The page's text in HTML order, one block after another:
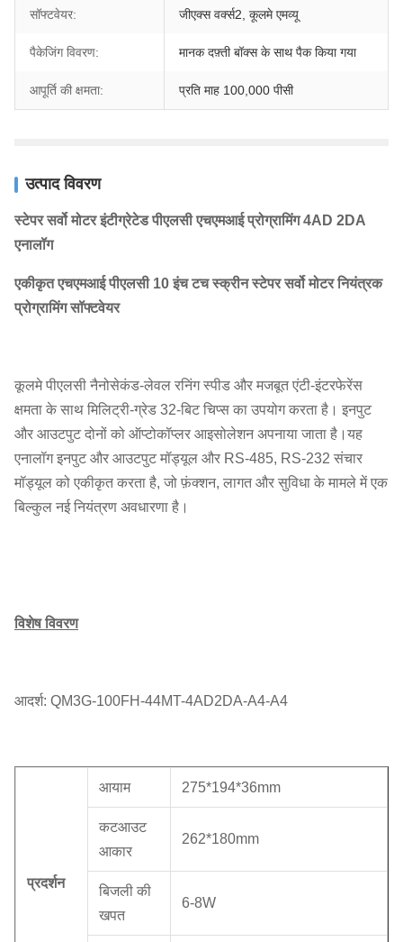
सॉफ्टवेयर: जीएक्स वर्क्स2, कूलमे एमव्यू
पैकेजिंग विवरण: मानक दफ़्ती बॉक्स के साथ पैक किया गया
आपूर्ति की क्षमता: प्रति माह 100,000 पीसी
उत्पाद विवरण
स्टेपर सर्वो मोटर इंटीग्रेटेड पीएलसी एचएमआई प्रोग्रामिंग 4AD 2DA
एनालॉग
एकीकृत एचएमआई पीएलसी 10 इंच टच स्क्रीन स्टेपर सर्वो मोटर नियंत्रक
प्रोग्रामिंग सॉफ्टवेयर
कूलमे पीएलसी नैनोसेकंड-लेवल रनिंग स्पीड और मजबूत एंटी-इंटरफेरेंस
क्षमता के साथ मिलिट्री-ग्रेड 32-बिट चिप्स का उपयोग करता है। इनपुट
और आउटपुट दोनों को ऑप्टोकॉप्लर आइसोलेशन अपनाया जाता है।यह
एनालॉग इनपुट और आउटपुट मॉड्यूल और RS-485, RS-232 संचार
मॉड्यूल को एकीकृत करता है, जो फ़ंक्शन, लागत और सुविधा के मामले में एक
बिल्कुल नई नियंत्रण अवधारणा है।
विशेष विवरण
आदर्श: QM3G-100FH-44MT-4AD2DA-A4-A4
प्रदर्शन
आयाम 275*194*36mm
कटआउट
आकार
262*180mm
बिजली की
खपत
6-8W